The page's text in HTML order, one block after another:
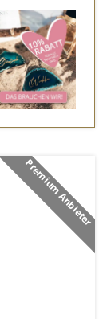
Premium Anbieter